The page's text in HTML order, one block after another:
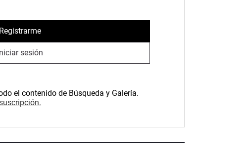
Registrarme
sesión
el contenido de Búsqueda y Galería.